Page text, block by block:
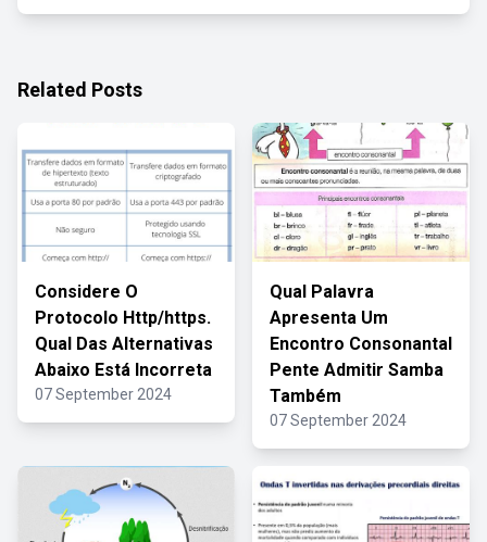
Related Posts
Considere O
Protocolo Http/https.
Qual Das Alternativas
Abaixo Está Incorreta
07 September 2024
Qual Palavra
Apresenta Um
Encontro Consonantal
Pente Admitir Samba
Também
07 September 2024